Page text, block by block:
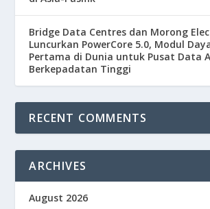
Bridge Data Centres dan Morong
Luncurkan PowerCore 5.0, Modul
Pertama di Dunia untuk Pusat Data
Berkepadatan Tinggi
RECENT COMMENTS
ARCHIVES
August 2026